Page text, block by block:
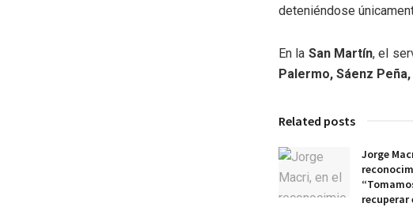
deteniéndose
En la San Martín, el
Palermo, Sáenz
Related posts
Jorge
recuperar